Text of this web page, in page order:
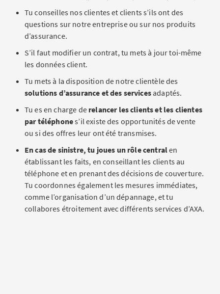
Tu conseilles nos clientes et clients s’ils ont des
questions sur notre entreprise ou sur nos produits
d’assurance.
S’il faut modifier un contrat, tu mets à jour toi-même
les données client.
Tu mets à la disposition de notre clientèle des
solutions d’assurance et des servicesadaptés.
Tu es en charge de relancer les clients et les clientes
par téléphones’il existe des opportunités de vente
ou si des offres leur ont été transmises.
En cas de sinistre, tu joues un rôle centralen
établissant les faits, en conseillant les clients au
téléphone et en prenant des décisions de couverture.
Tu coordonnes également les mesures immédiates,
comme l’organisation d’un dépannage, et tu
collabores étroitement avec différents services d’AXA.